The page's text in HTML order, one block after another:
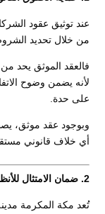
عند توثيق عقود
من خلال تحديد
فالعقد الموثق يحد
لأنه يضمن وضوح
على حدة.
وبوجود عقد موثق،
أي خلاف قانوني
2. ضمان الامتثال للأنظمة والقوانين المحلية
تُعد مكة المكرمة